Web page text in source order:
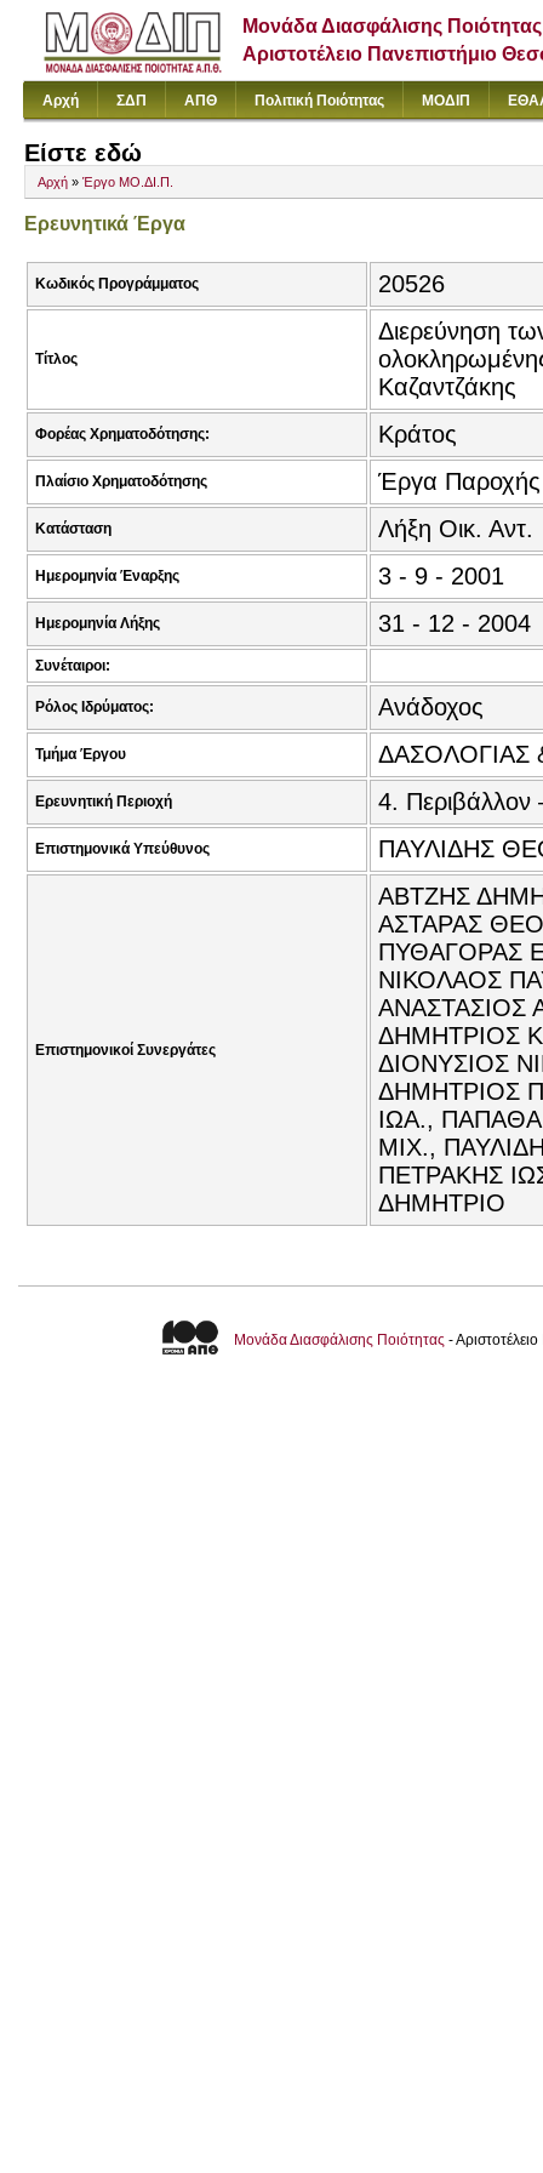
Μονάδα Διασφάλισης Ποιότητας
Αριστοτέλειο Πανεπιστήμιο
Αρχή ΣΔΠ ΑΠΘ Πολιτική Ποιότητας ΜΟΔΙΠ
Είστε εδώ
Αρχή » Έργο ΜΟ.ΔΙ.Π.
Ερευνητικά Έργα
Κωδικός Προγράμματος 20526
Τίτλος
Διερεύνηση
Καζαντζάκης
Φορέας Χρηματοδότησης: Κράτος
Πλαίσιο Χρηματοδότησης Έργα
Κατάσταση Λήξη Οικ. Αντ.
Ημερομηνία Έναρξης 3 - 9 - 2001
Ημερομηνία Λήξης 31 - 12 - 2004
Συνέταιροι:
Ρόλος Ιδρύματος: Ανάδοχος
Τμήμα Έργου ΔΑΣΟΛΟΓΙΑΣ
Ερευνητική Περιοχή 4. Περιβάλλον
Επιστημονικά Υπεύθυνος ΠΑΥΛΙΔΗΣ
Επιστημονικοί Συνεργάτες
ΑΒΤΖΗΣ
ΑΣΤΑΡΑΣ
ΠΥΘΑΓΟΡΑΣ
ΝΙΚΟΛΑΟΣ
ΑΝΑΣΤΑΣΙΟΣ
ΔΗΜΗΤΡΙΟΣ
ΔΙΟΝΥΣΙΟΣ
ΔΗΜΗΤΡΙΟΣ
ΙΩΑ.,
ΜΙΧ.,
ΠΕΤΡΑΚΗΣ
ΔΗΜΗΤΡΙΟ
Μονάδα Διασφάλισης Ποιότητας -